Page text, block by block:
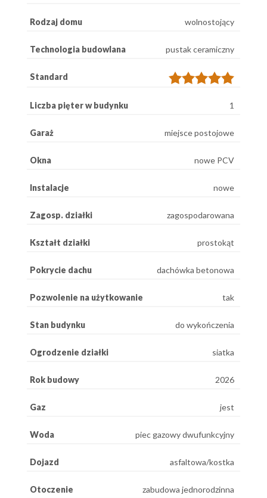
Rodzaj domu wolnostojący
Technologia budowlana pustak ceramiczny
Standard
Liczba pięter w budynku 1
Garaż miejsce postojowe
Okna nowe PCV
Instalacje nowe
Zagosp. działki zagospodarowana
Kształt działki prostokąt
Pokrycie dachu dachówka betonowa
Pozwolenie na użytkowanie tak
Stan budynku do wykończenia
Ogrodzenie działki siatka
Rok budowy 2026
Gaz jest
Woda piec gazowy dwufunkcyjny
Dojazd asfaltowa/kostka
Otoczenie zabudowa jednorodzinna